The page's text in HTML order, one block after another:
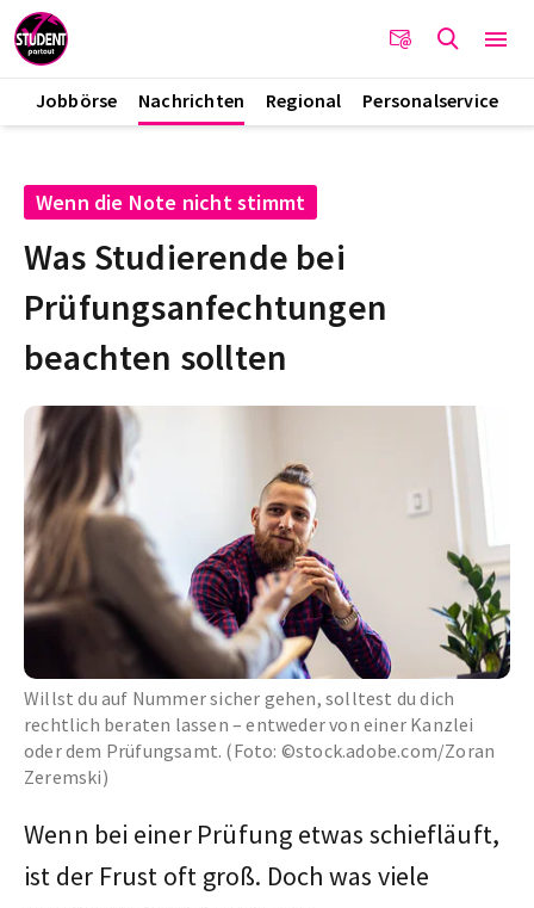
Jobbörse Nachrichten Regional Personalservice
Wenn die Note nicht stimmt
Was Studierende bei
Prüfungsanfechtungen
beachten sollten
Willst du auf Nummer sicher gehen, solltest du dich
rechtlich beraten lassen – entweder von einer Kanzlei
oder dem Prüfungsamt. (Foto: ©stock.adobe.com/Zoran
Zeremski)
Wenn bei einer Prüfung etwas schiefläuft,
ist der Frust oft groß. Doch was viele